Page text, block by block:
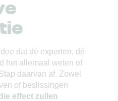
dat dé experten, dé
het allemaal weten of
daarvan af. Zowel
of beslissingen
effect zullen